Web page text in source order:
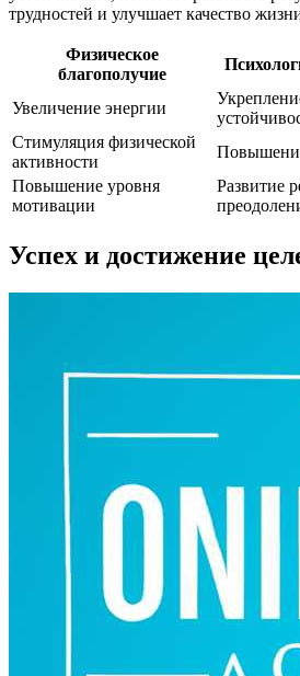
трудностей и улучшает качество
Физическое
благополучие
Увеличение энергии
Стимуляция физической
активности
Повышение уровня
мотивации
Развитие
Успех и достижение